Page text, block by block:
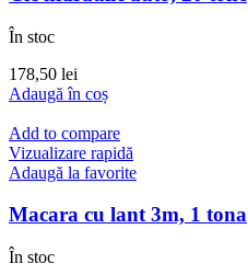
În stoc
178,50 lei
Adaugă în coș
Add to compare
Vizualizare rapidă
Adaugă la favorite
Macara cu lant 3m, 1 tona
În stoc